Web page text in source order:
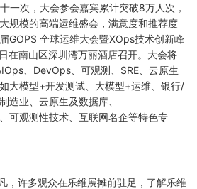
一次，大会参会嘉宾累计突破8万人次，
规模的高端运维盛会，满意度和推荐度
GOPS 全球运维大会暨XOps技术创新峰
在南山区深圳湾万丽酒店召开。大会将
、DevOps、可观测、SRE、云原生
大模型+开发测试、大模型+运维、银行/
造业、云原生及数据库、
可观测性技术、互联网名企等特色专
，许多观众在乐维展摊前驻足，了解乐维